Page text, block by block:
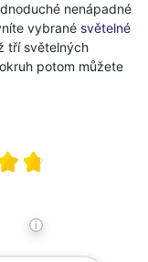
nenápadné
vybrané světelné
tří světelných
potom můžete
recenze zákazníků
4.8 z 5